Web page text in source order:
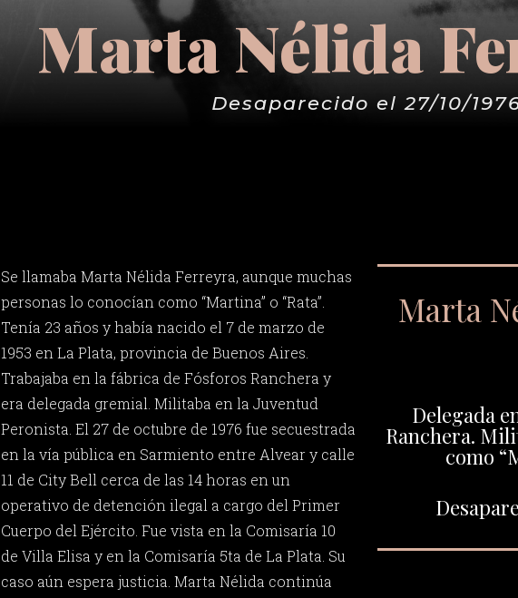
Marta Nélida
Desaparecido el 27/10/
Se llamaba Marta Nélida Ferreyra, aunque muchas
personas lo conocían como “Martina” o “Rata”.
Tenía 23 años y había nacido el 7 de marzo de
1953 en La Plata, provincia de Buenos Aires.
Trabajaba en la fábrica de Fósforos Ranchera y
era delegada gremial. Militaba en la Juventud
Peronista. El 27 de octubre de 1976 fue secuestrada
en la vía pública en Sarmiento entre Alvear y calle
11 de City Bell cerca de las 14 horas en un
operativo de detención ilegal a cargo del Primer
Cuerpo del Ejército. Fue vista en la Comisaría 10
de Villa Elisa y en la Comisaría 5ta de La Plata. Su
caso aún espera justicia. Marta Nélida continúa
Marta
Delegada
Ranchera.
como